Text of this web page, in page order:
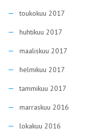
toukokuu 2017
huhtikuu 2017
maaliskuu 2017
helmikuu 2017
tammikuu 2017
marraskuu 2016
lokakuu 2016